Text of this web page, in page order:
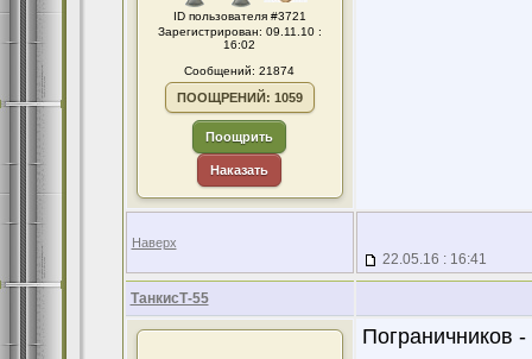
ID пользователя #3721
Зарегистрирован: 09.11.10 :
16:02
Сообщений: 21874
ПООЩРЕНИЙ: 1059
Поощрить
Наказать
Наверх
22.05.16 : 16:41
ТанкисТ-55
Пограничников